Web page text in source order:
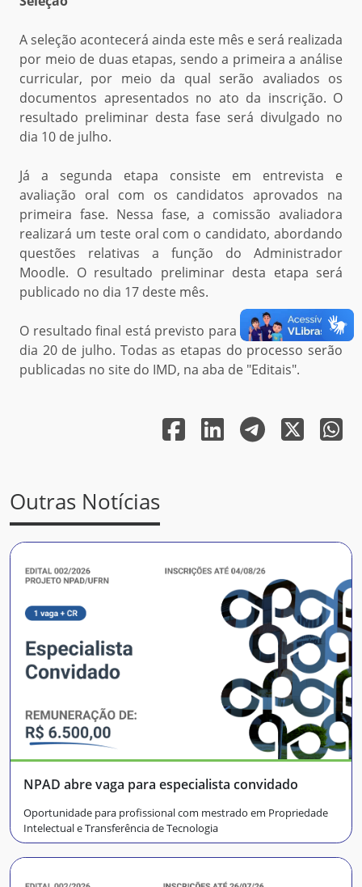
A seleção acontecerá ainda este mês e será realizada
por meio de duas etapas, sendo a primeira a análise
curricular, por meio da qual serão avaliados os
documentos apresentados no ato da inscrição. O
resultado preliminar desta fase será divulgado no
dia 10 de julho.
Já a segunda etapa consiste em entrevista e
avaliação oral com os candidatos aprovados na
primeira fase. Nessa fase, a comissão avaliadora
realizará um teste oral com o candidato, abordando
questões relativas a função do Administrador
Moodle. O resultado preliminar desta etapa será
publicado no dia 17 deste mês.
O resultado final está previsto para ser divulgado no
dia 20 de julho. Todas as etapas do processo serão
publicadas no site do IMD, na aba de "Editais".
Outras Notícias
NPAD abre vaga para especialista convidado
Oportunidade para profissional com mestrado em Propriedade
Intelectual e Transferência de Tecnologia